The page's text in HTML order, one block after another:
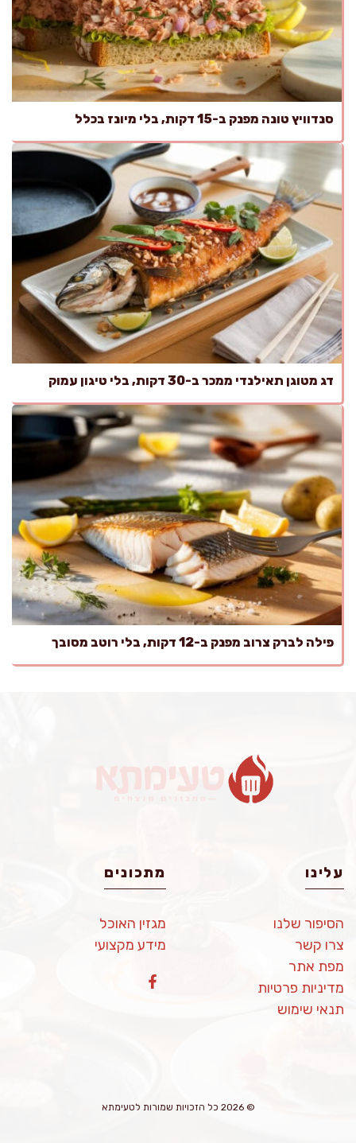
סנדוויץ טונה מפנק ב-15 דקות, בלי מיונז בכלל
דג מטוגן תאילנדי ממכר ב-30 דקות, בלי טיגון עמוק
פילה לברק צרוב מפנק ב-12 דקות, בלי רוטב מסובך
עלינו
הסיפור שלנו
צרו קשר
מפת אתר
מדיניות פרטיות
תנאי שימוש
מתכונים
מגזין האוכל
מידע מקצועי
© 2026 כל הזכויות שמורות לטעימתא